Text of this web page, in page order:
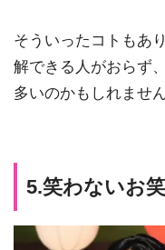
そういったコトもあ
解できる人がおらず
多いのかもしれません
5.笑わないお